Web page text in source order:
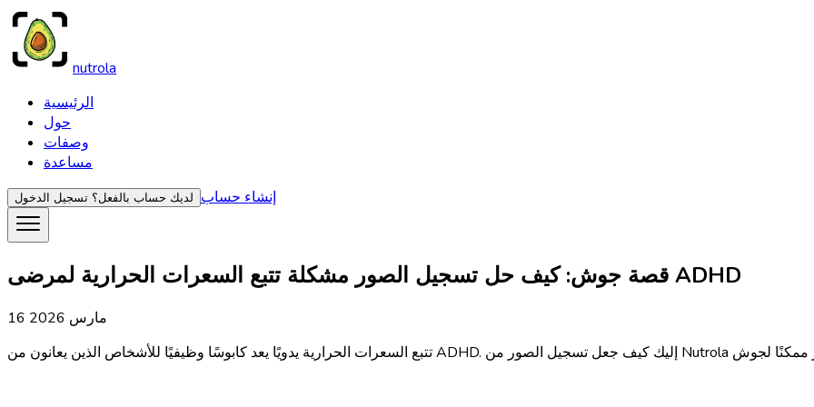
nutrola
الرئيسية
حول
وصفات
مساعدة
لديك حساب بالفعل؟ تسجيل الدخول إنشاء حساب
قصة جوش: كيف حل تسجيل الصور مشكلة تتبع السعرات الحرارية لمرضى ADHD
16 مارس 2026